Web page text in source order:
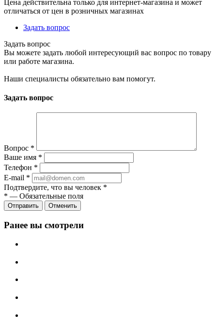
Цена действительна только для интернет-магазина и может
отличаться от цен в розничных магазинах
Задать вопрос
Задать вопрос
Вы можете задать любой интересующий вас вопрос по товару
или работе магазина.
Наши специалисты обязательно вам помогут.
Задать вопрос
Вопрос *
Ваше имя *
Телефон *
E-mail *
Подтвердите, что вы человек *
* — Обязательные поля
Отправить Отменить
Ранее вы смотрели